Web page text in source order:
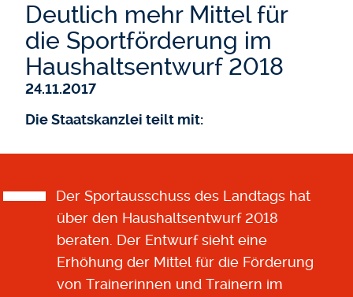
Deutlich mehr Mittel für
die Sportförderung im
Haushaltsentwurf 2018
24.11.2017
Die Staatskanzlei teilt mit:
Der Sportausschuss des Landtags hat
über den Haushaltsentwurf 2018
beraten. Der Entwurf sieht eine
Erhöhung der Mittel für die Förderung
von Trainerinnen und Trainern im